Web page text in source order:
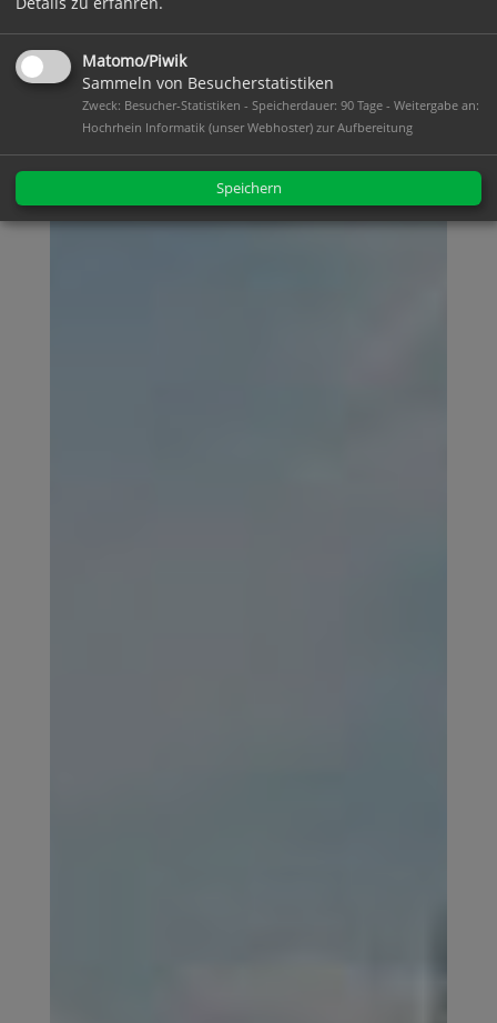
Matomo/Piwik
Sammeln von Besucherstatistiken
Zweck: Besucher-Statistiken - Speicherdauer: 90 Tage - Weitergabe an:
Hochrhein Informatik (unser Webhoster) zur Aufbereitung
Speichern